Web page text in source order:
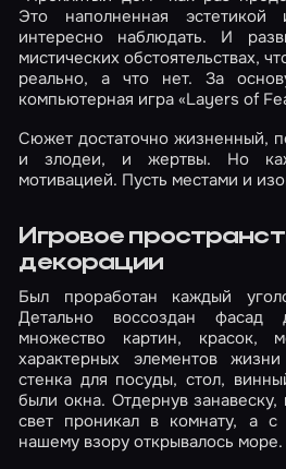
Это наполненная эстетикой
интересно наблюдать. И
мистических обстоятельствах,
реально, а что нет. За
компьютерная игра «Layers of
Сюжет достаточно жизненный,
и злодеи, и жертвы. Но
мотивацией. Пусть местами и
Игровое
декорации
Был проработан каждый
Детально воссоздан фасад
множество картин, красок,
характерных элементов
стенка для посуды, стол,
были окна. Отдернув
свет проникал в комнату, а с
нашему взору открывалось море.